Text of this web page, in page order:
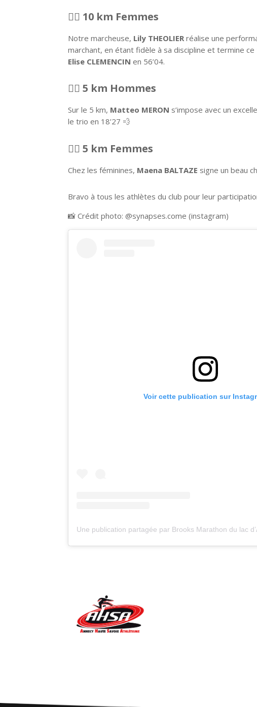
🏃‍♀️ 10 km Femmes
Notre marcheuse, Lily THEOLIERréalise une
marchant, en étant fidèle à sa discipline et termine ce
Elise CLEMENCIN en 56’04.
🏃‍♂️ 5 km Hommes
Sur le 5 km, Matteo MERON s’impose avec un
le trio en 18’27 💨
🏃‍♀️ 5 km Femmes
Chez les féminines, Maena BALTAZE signe un beau
Bravo à tous les athlètes du club pour leur
📸 Crédit photo: @synapses.come (instagram)
Voir cette publication sur